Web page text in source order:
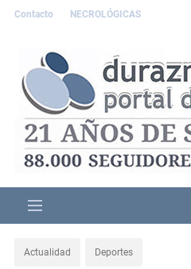
Contacto NECROLÓGICAS
Actualidad Deportes